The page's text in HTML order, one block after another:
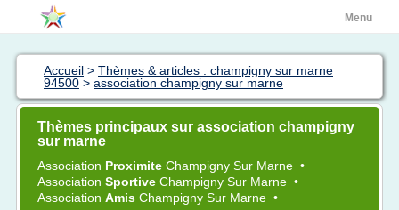
Menu
Accueil > Thèmes & articles : champigny sur marne
94500 > association champigny sur marne
Thèmes principaux sur association champigny
sur marne
Association Proximite Champigny Sur Marne •
Association Sportive Champigny Sur Marne •
Association Amis Champigny Sur Marne •